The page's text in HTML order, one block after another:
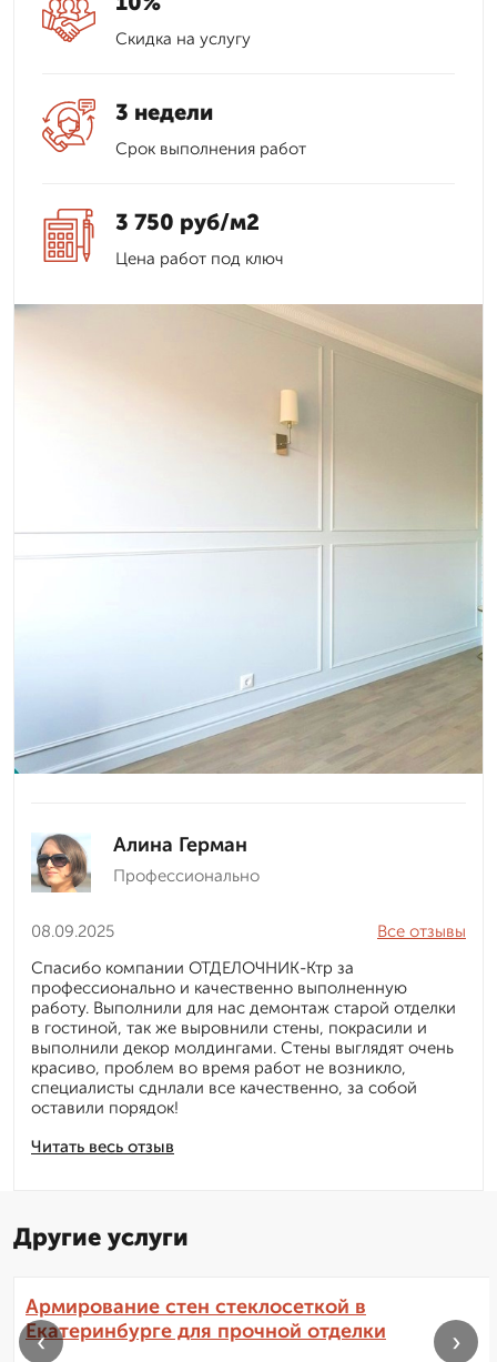
Скидка на услугу
3 недели
Срок выполнения работ
3 750 руб/м2
Цена работ под ключ
Алина Герман
Профессионально
08.09.2025
Читать весь отзыв
Все отзывы
Спасибо компании ОТДЕЛОЧНИК-Ктр за
профессионально и качественно выполненную
работу. Выполнили для нас демонтаж старой отделки
в гостиной, так же выровнили стены, покрасили и
выполнили декор молдингами. Стены выглядят очень
красиво, проблем во время работ не возникло,
специалисты сднлали все качественно, за собой
оставили порядок!
Другие услуги
Армирование стен стеклосеткой в
Екатеринбурге для прочной отделки
‹ ›